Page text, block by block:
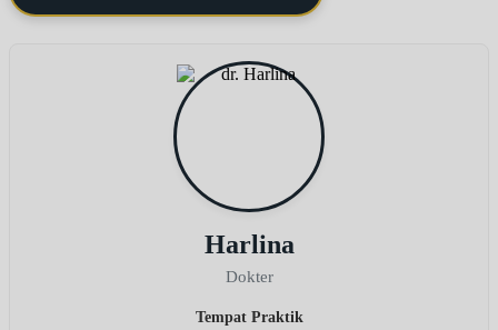
Harlina
Dokter
Tempat Praktik